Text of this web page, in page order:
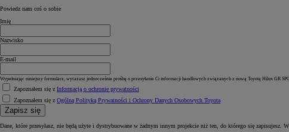
Powiedz nam coś o sobie
Imię
Nazwisko
E-mail
Wypełniając niniejszy formularz, wyrażasz jednocześnie prośbę o przesyłanie Ci informacji handlowych związanych z nową Toyotą Hilux GR
Zapoznałem się z Informacją o ochronie prywatności
Zapoznałem się z Ogólną Polityką Prywatności i Ochrony Danych Osobowych Toyota
Zapisz się
Dane, które przesyłasz, nie będą użyte i dystrybuowane w żadnym innym projekcie niż ten, do którego się zapisujesz.